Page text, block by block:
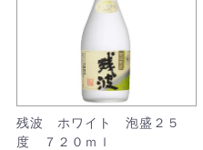
残波 ホワイト 泡盛２５
度 ７２０ｍｌ